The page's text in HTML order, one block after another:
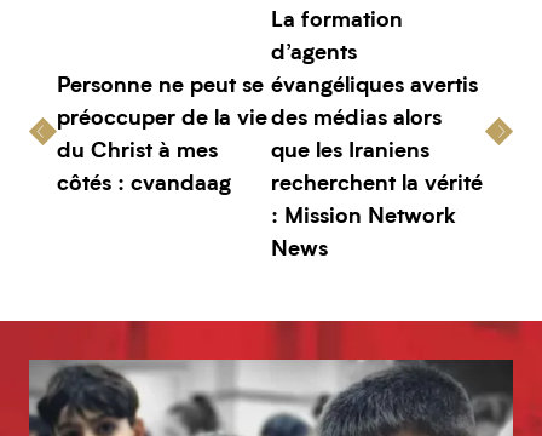
Personne ne peut se
préoccuper de la vie
du Christ à mes
côtés : cvandaag
La formation
d’agents
évangéliques avertis
des médias alors
que les Iraniens
recherchent la vérité
: Mission Network
News